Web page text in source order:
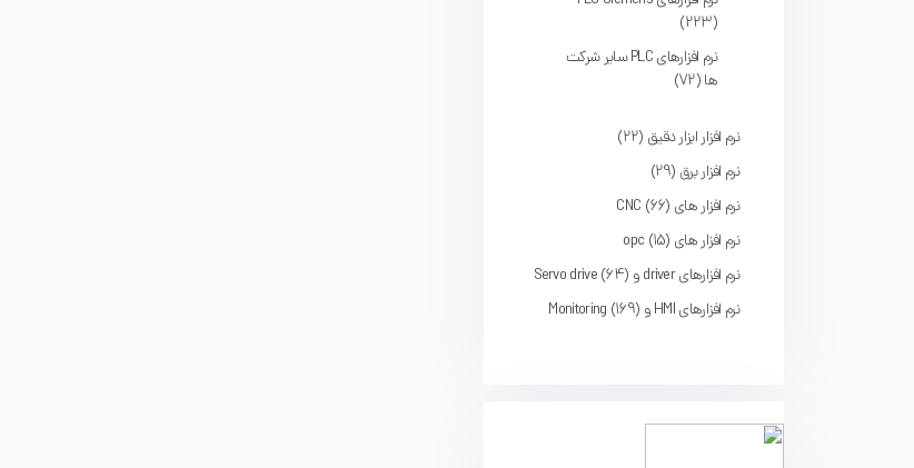
223
نرم افزارهای PLC سایر شرکت
ها 72
نرم افزار ابزار دقیق 22
نرم افزار برق 29
نرم افزار های CNC 66
نرم افزار های opc 15
نرم افزارهای driver و Servo drive
64
نرم افزارهای HMI و Monitoring
169